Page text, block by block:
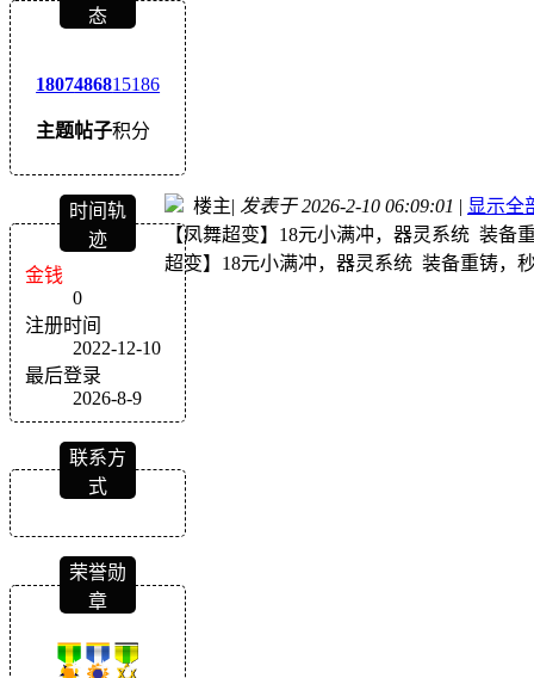
态
1807
主题
4868
帖子
15186
积分
时间轨
迹
金钱
0
注册时间
2022-12-10
最后登录
2026-8-9
联系方
式
荣誉勋
章
楼主| 发表于 2026-2-10 06:09:01 | 显示全
【凤舞超变】18元小满冲，器灵系统 装备
超变】18元小满冲，器灵系统 装备重铸，